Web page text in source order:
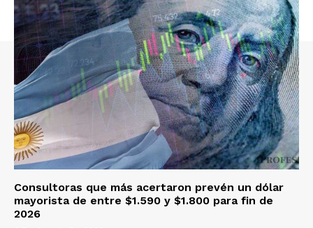
Consultoras que más acertaron prevén un dólar
mayorista de entre $1.590 y $1.800 para fin de
2026